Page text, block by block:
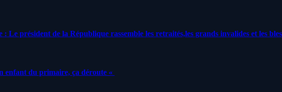
Le président de la République rassemble les retraités,les grands invalides et les
enfant du primaire, ça déroute «